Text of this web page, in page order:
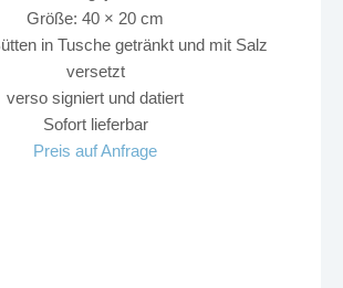
Größe: 40 × 20 cm
in Tusche getränkt und mit Salz
versetzt
verso signiert und datiert
Sofort lieferbar
Preis auf Anfrage